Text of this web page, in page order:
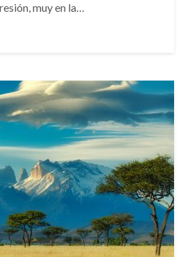
muy en la…